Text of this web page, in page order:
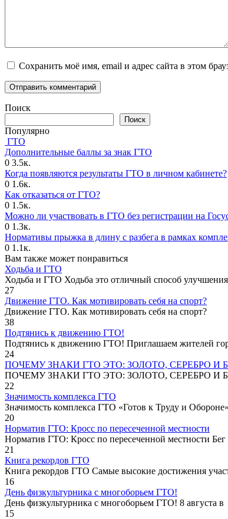
Сохранить моё имя, email и адрес сайта в этом
Поиск
Поиск
Популярно
ГТО
Дополнительные баллы за знак ГТО
0 3.5к.
Когда появляются результаты ГТО в личном кабинете?
0 1.6к.
Как отказаться от ГТО?
0 1.5к.
Можно ли участвовать в ГТО без регистрации на
0 1.3к.
Нормативы прыжка в длину с разбега в рамках
0 1.1к.
Вам также может понравиться
Ходьба и ГТО
Ходьба и ГТО Ходьба это отличный способ
27
Движение ГТО. Как мотивировать себя на спорт?️
Движение ГТО. Как мотивировать себя на спорт?
38
Подтянись к движению ГТО!
Подтянись к движению ГТО! Приглашаем жителей
24
ПОЧЕМУ ЗНАКИ ГТО ЭТО: ЗОЛОТО, СЕРЕБРО И
ПОЧЕМУ ЗНАКИ ГТО ЭТО: ЗОЛОТО, СЕРЕБРО И
22
Значимость комплекса ГТО
Значимость комплекса ГТО «Готов к Труду и Обороне»
20
Норматив ГТО: Кросс по пересеченной местности
Норматив ГТО: Кросс по пересеченной местности Бег
21
Книга рекордов ГТО
Книга рекордов ГТО Самые высокие достижения
16
День физкультурника с многоборьем ГТО!
День физкультурника с многоборьем ГТО! 8 августа в
15